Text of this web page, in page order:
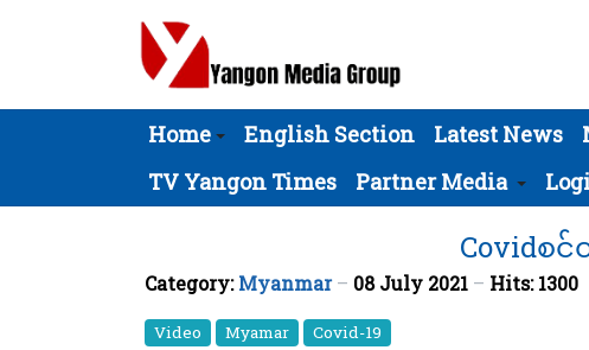
Home English Section Latest News
TV Yangon Times
Partner Media
Covidစ
Category:Myanmar 08 July 2021 Hits: 1300
Video Myamar Covid-19